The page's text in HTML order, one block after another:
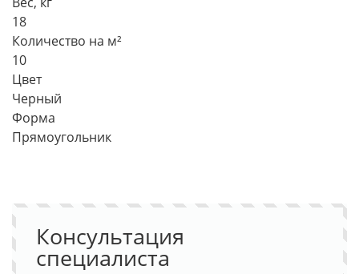
18
Количество на м²
10
Цвет
Черный
Форма
Прямоугольник
Консультация
специалиста